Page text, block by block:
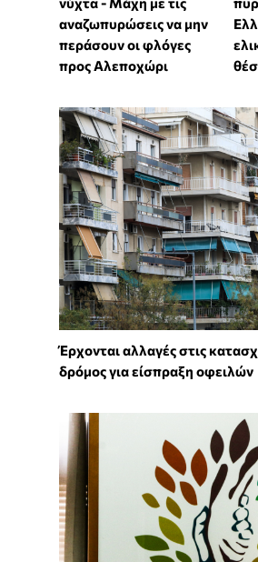
αναζωπυρώσεις να μην
περάσουν οι φλόγες
προς Αλεποχώρι
Έρχονται αλλαγές στις
δρόμος για είσπραξη οφειλών